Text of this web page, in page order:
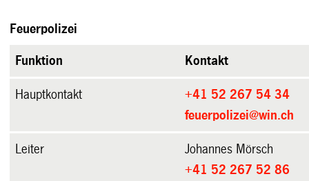
Feuerpolizei
Funktion Kontakt
Hauptkontakt
+41 52 267 54 34
feuerpolizei@win.ch
Leiter
Johannes Mörsch
+41 52 267 52 86